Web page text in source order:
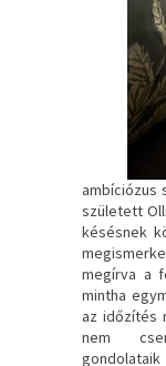
ambíciózus
született
késésnek
megírva a
mintha
az időzítés
nem